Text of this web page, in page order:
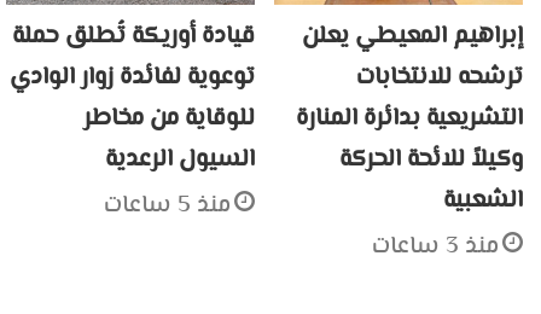
إبراهيم المعيطي يعلن
ترشحه للانتخابات
التشريعية بدائرة المنارة
وكيلاً للائحة الحركة
الشعبية
منذ 3 ساعات
قيادة أوريكة تُطلق حملة
توعوية لفائدة زوار الوادي
للوقاية من مخاطر
السيول الرعدية
منذ 5 ساعات